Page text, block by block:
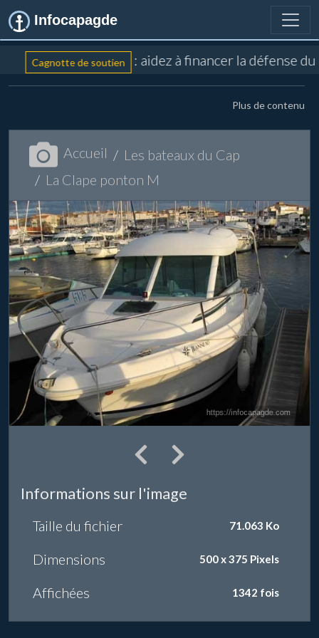
Infocapagde
Cagnotte de soutien : aidez à financer la défense
Plus de contenu
Accueil
Les bateaux du Cap
La Clape ponton M
Informations sur l'image
Taille du fichier 71.063 Ko
Dimensions 500 x 375 Pixels
Affichées 1342 fois